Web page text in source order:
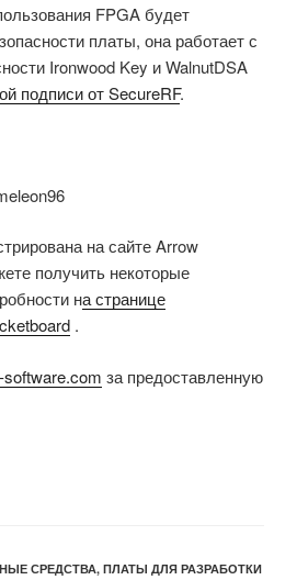
FPGA будет
платы, она работает с
Ironwood Key и WalnutDSA
подписи от SecureRF.
на сайте Arrow
получить некоторые
на странице
.
за предоставленную
СРЕДСТВА, ПЛАТЫ ДЛЯ РАЗРАБОТКИ